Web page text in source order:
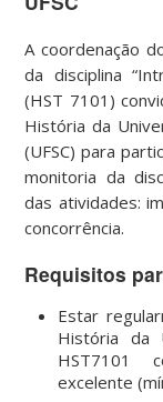
A coordenação
da disciplina
(HST 7101)
História da
(UFSC) para
monitoria da
das atividades:
concorrência.
Requisitos
Estar
História da
HST7101
excelente